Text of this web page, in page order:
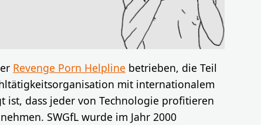
Revenge Porn Helpline betrieben, die Teil
mit internationalem
ist, dass jeder von Technologie profitieren
SWGfL wurde im Jahr 2000